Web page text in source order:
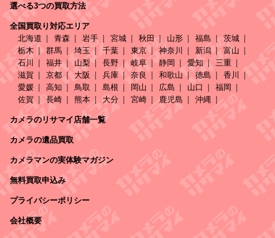
選べる3つの買取方法
全国買取り対応エリア
北海道
青森 岩手 宮城 秋田 山形 福島
茨城
栃木
群馬 埼玉 千葉 東京 神奈川 新潟
富山
石川
福井 山梨 長野 岐阜 静岡 愛知
三重
滋賀
京都 大阪 兵庫 奈良 和歌山 徳島
香川
愛媛
高知 鳥取 島根 岡山 広島 山口
福岡
佐賀
長崎 熊本 大分 宮崎 鹿児島 沖縄
カメラのリサマイ店舗一覧
カメラの遺品買取
カメラマンの実体験マガジン
無料買取申込み
プライバシーポリシー
会社概要